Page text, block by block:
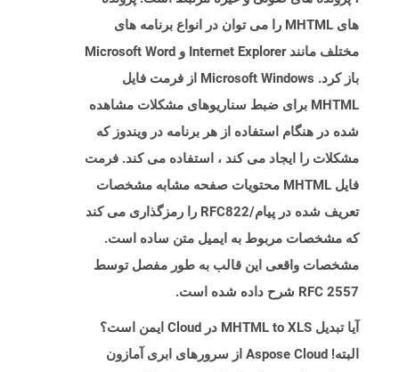
های MHTML را می توان در انواع برنامه های
مختلف مانند Internet Explorer و Microsoft Word
باز کرد. Microsoft Windows از فرمت فایل
MHTML برای ضبط سناریوهای مشکلات مشاهده
شده در هنگام استفاده از هر برنامه در ویندوز که
مشکلات را ایجاد می کند ، استفاده می کند. فرمت
فایل MHTML محتویات صفحه مشابه مشخصات
تعریف شده در پیام/RFC822 را رمزگذاری می کند
که مشخصات مربوط به ایمیل متن ساده است.
مشخصات واقعی این قالب به طور مفصل توسط
RFC 2557 شرح داده شده است.
آیا تبدیل MHTML to XLS در Cloud ایمن است؟
البته! Aspose Cloud از سرورهای ابری آمازون